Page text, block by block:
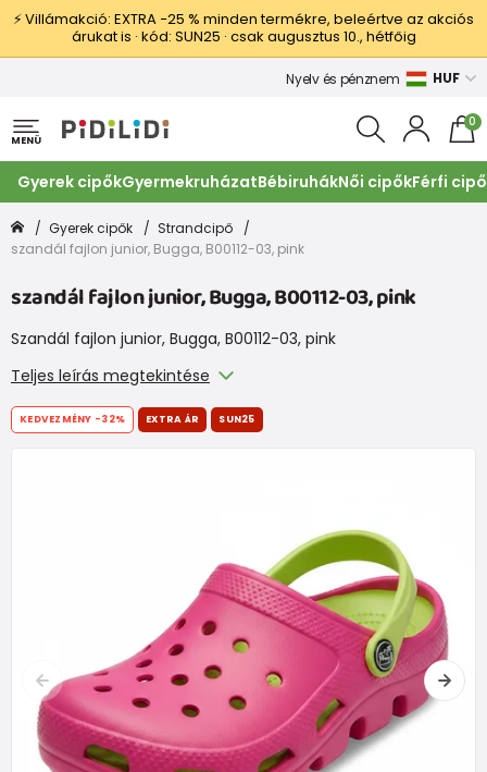
⚡ Villámakció: EXTRA −25 % minden termékre, beleértve az akciós
árukat is · kód: SUN25 · csak augusztus 10., hétfőig
Nyelv és pénznem HUF
MENÜ
0
Gyerek cipőkGyermekruházatBébiruhákNői cipőkFérfi
Gyerek cipők
Strandcipő
szandál fajlon junior, Bugga, B00112-03, pink
szandál fajlon junior, Bugga, B00112-03, pink
Szandál fajlon junior, Bugga, B00112-03, pink
Teljes leírás megtekintése
KEDVEZMÉNY -32% EXTRA ÁR SUN25